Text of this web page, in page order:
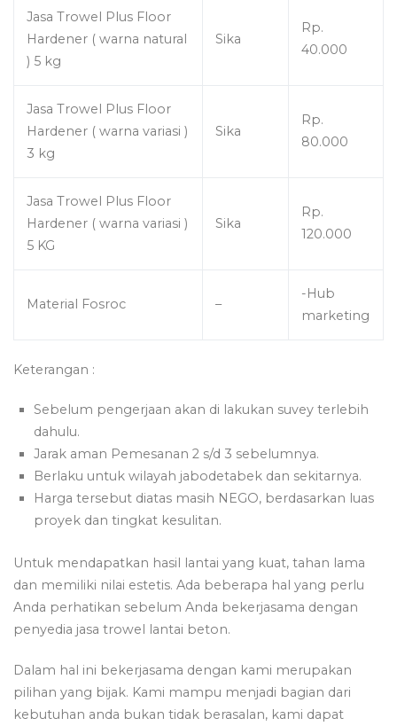
Jasa Trowel Plus Floor
Hardener ( warna natural
) 5 kg
Sika
Rp.
40.000
Jasa Trowel Plus Floor
Hardener ( warna variasi )
3 kg
Sika
Rp.
80.000
Jasa Trowel Plus Floor
Hardener ( warna variasi )
5 KG
Sika
Rp.
120.000
Material Fosroc –
-Hub
marketing
Keterangan :
Sebelum pengerjaan akan di lakukan suvey terlebih
dahulu.
Jarak aman Pemesanan 2 s/d 3 sebelumnya.
Berlaku untuk wilayah jabodetabek dan sekitarnya.
Harga tersebut diatas masih NEGO, berdasarkan luas
proyek dan tingkat kesulitan.
Untuk mendapatkan hasil lantai yang kuat, tahan lama
dan memiliki nilai estetis. Ada beberapa hal yang perlu
Anda perhatikan sebelum Anda bekerjasama dengan
penyedia jasa trowel lantai beton.
Dalam hal ini bekerjasama dengan kami merupakan
pilihan yang bijak. Kami mampu menjadi bagian dari
kebutuhan anda bukan tidak berasalan, kami dapat